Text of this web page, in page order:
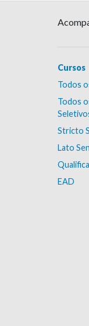
Cursos
Todos
Todos
Stricto
Lato
EAD